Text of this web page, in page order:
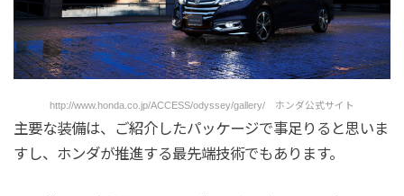
http://www.honda.co.jp/ACCESS/odyssey/gallery/ ホンダ公式サイト
主要な装備は、ご紹介したパッケージで事足りると思いま
すし、ホンダが推進する最先端技術でもあります。